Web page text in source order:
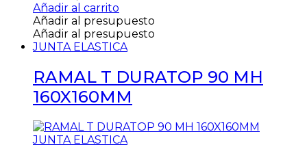
Añadir al carrito
Añadir al presupuesto
Añadir al presupuesto
JUNTA ELASTICA
RAMAL T DURATOP 90 MH
160X160MM
JUNTA ELASTICA